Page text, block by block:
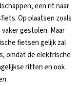
een rit naar
Op plaatsen zoals
gestolen. Maar
fietsen gelijk zal
omdat de elektrische
ritten en ook